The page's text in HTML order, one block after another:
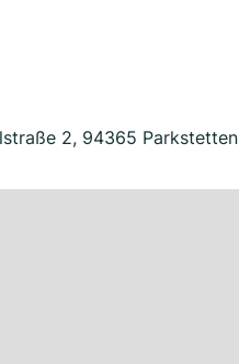
2, 94365 Parkstetten